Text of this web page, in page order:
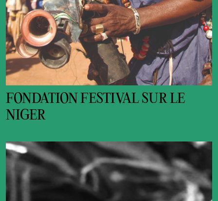
FONDATION FESTIVAL SUR LE
NIGER